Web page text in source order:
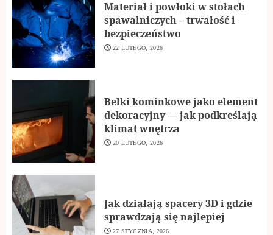
Materiał i powłoki w stołach
spawalniczych – trwałość i
bezpieczeństwo
22 LUTEGO, 2026
Belki kominkowe jako element
dekoracyjny — jak podkreślają
klimat wnętrza
20 LUTEGO, 2026
Jak działają spacery 3D i gdzie
sprawdzają się najlepiej
27 STYCZNIA, 2026